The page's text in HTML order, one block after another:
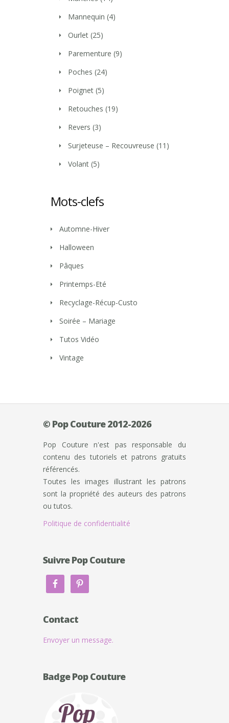
Mannequin (4)
Ourlet (25)
Parementure (9)
Poches (24)
Poignet (5)
Retouches (19)
Revers (3)
Surjeteuse – Recouvreuse (11)
Volant (5)
Mots-clefs
Automne-Hiver
Halloween
Pâques
Printemps-Eté
Recyclage-Récup-Custo
Soirée – Mariage
Tutos Vidéo
Vintage
© Pop Couture 2012-2026
Pop Couture n'est pas responsable du
contenu des tutoriels et patrons gratuits
référencés.
Toutes les images illustrant les patrons
sont la propriété des auteurs des patrons
ou tutos.
Politique de confidentialité
Suivre Pop Couture
Contact
Envoyer un message.
Badge Pop Couture